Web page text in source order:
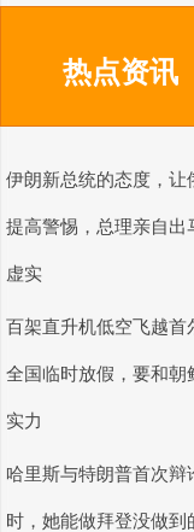
热点资讯
伊朗新总统的态度，让
提高警惕，总理亲自出
虚实
百架直升机低空飞越首
全国临时放假，要和朝
实力
哈里斯与特朗普首次辩
时，她能做拜登没做到